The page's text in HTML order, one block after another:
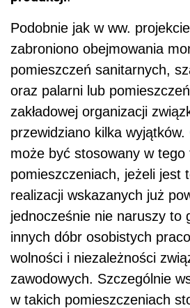
Podobnie jak w ww.
zabroniono obejmowania
pomieszczeń sanitarnych,
oraz palarni lub
zakładowej organizacji
przewidziano kilka
może być stosowany w tego
pomieszczeniach, jeżeli jest
realizacji wskazanych już
jednocześnie nie naruszy to
innych dóbr osobistych
wolności i niezależności
zawodowych. Szczególnie
w takich pomieszczeniach